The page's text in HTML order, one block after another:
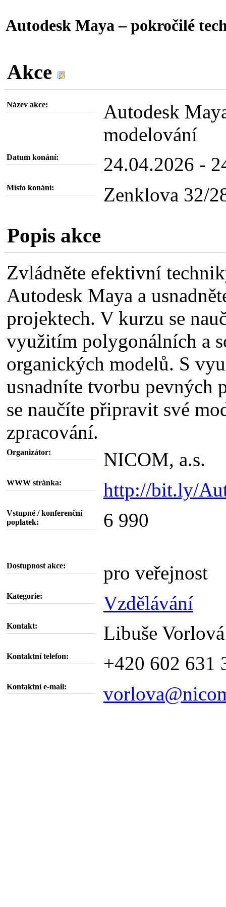
Autodesk Maya – pokročilé
Akce
Název akce:
Autodesk
modelování
Datum konání: 24.04.2026 -
Místo konání: Zenklova 32/
Popis akce
Zvládněte efektivní
Autodesk Maya a
projektech. V kurzu se
využitím polygonálních a
organických modelů. S
usnadníte tvorbu pevných
se naučíte připravit své
zpracování.
Organizátor: NICOM, a.s.
WWW stránka: http://bit.ly/
Vstupné / konferenční
poplatek:
6 990
Dostupnost akce: pro veřejnost
Kategorie: Vzdělávání
Kontakt: Libuše Vorlová
Kontaktní telefon: +420 602 631
Kontaktní e-mail: